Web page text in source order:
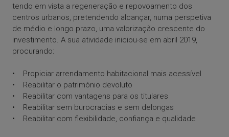
tendo em vista a regeneração e repovoamento dos
centros urbanos, pretendendo alcançar, numa perspetiva
de médio e longo prazo, uma valorização crescente do
investimento. A sua atividade iniciou-se em abril 2019,
procurando:
• Propiciar arrendamento habitacional mais acessível
• Reabilitar o património devoluto
• Reabilitar com vantagens para os titulares
• Reabilitar sem burocracias e sem delongas
• Reabilitar com flexibilidade, confiança e qualidade